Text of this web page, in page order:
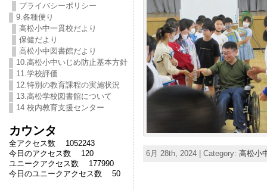
プライバシーポリシー
9.各種便り
高松小中一貫校だより
保健だより
高松小中図書館だより
10.高松小中いじめ防止基本方針
11.学校評価
12.特別の教育課程の実施状況
13.高松学校図書館について
14 校内教育支援センター
カウンタ
全アクセス数 1052243
今日のアクセス数 120
ユニークアクセス数 177990
今日のユニークアクセス数 50
6月 28th, 2024 | Category: 高松小